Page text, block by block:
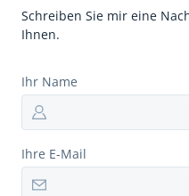
Schreiben Sie mir eine
Ihnen.
Ihr Name
Ihre E-Mail